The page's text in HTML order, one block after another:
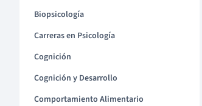
Biopsicología
Carreras en Psicología
Cognición
Cognición y Desarrollo
Comportamiento Alimentario